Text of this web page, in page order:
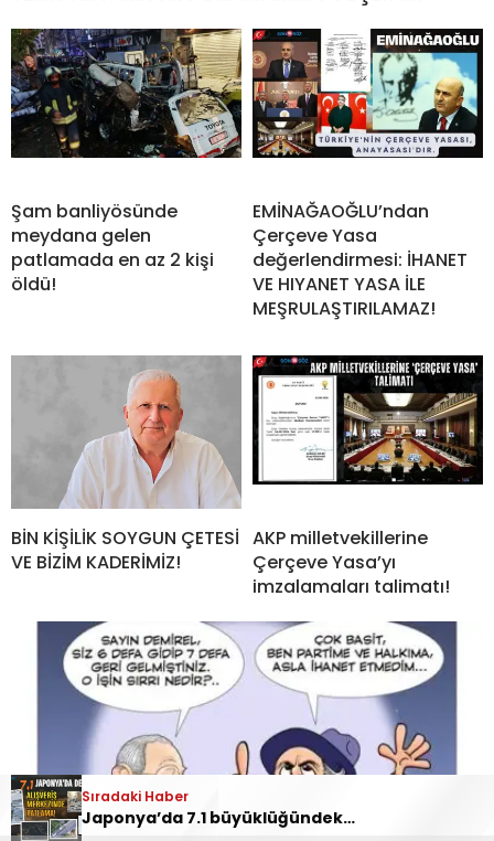
Şam banliyösünde
meydana gelen
patlamada en az 2 kişi
öldü!
EMİNAĞAOĞLU’ndan
Çerçeve Yasa
değerlendirmesi: İHANET
VE HIYANET YASA İLE
MEŞRULAŞTIRILAMAZ!
BİN KİŞİLİK SOYGUN ÇETESİ
VE BİZİM KADERİMİZ!
AKP milletvekillerine
Çerçeve Yasa’yı
imzalamaları talimatı!
Sıradaki Haber
Japonya’da 7.1 büyüklüğündeki deprem! Alışveriş merkezindeki patlamada çok sayıda kişi hayatını kaybetti!